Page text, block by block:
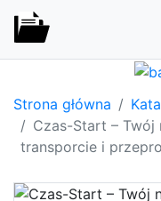
Strona główna
Czas-Start –
transporcie i